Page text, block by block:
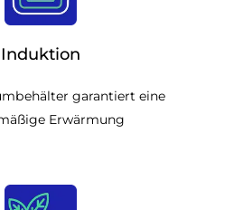
Induktion
garantiert eine
Erwärmung